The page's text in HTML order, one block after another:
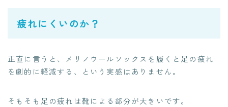
疲れにくいのか？
正直に言うと、メリノウールソックスを履くと足の疲れ
を劇的に軽減する、という実感はありません。
そもそも足の疲れは靴による部分が大きいです。